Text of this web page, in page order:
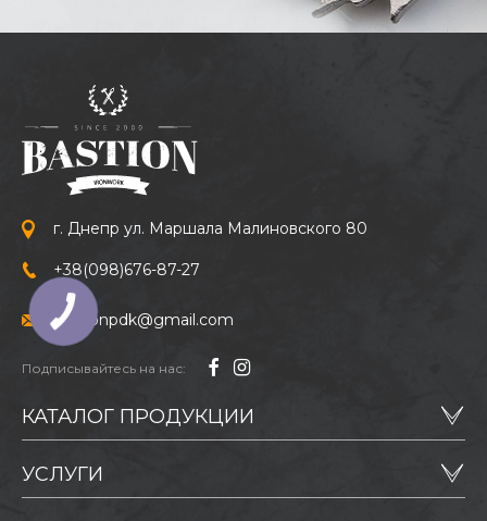
г. Днепр ул. Маршала Малиновского 80
+38(098)676-87-27
bastionpdk@gmail.com
Подписывайтесь на нас:
КАТАЛОГ ПРОДУКЦИИ
УСЛУГИ